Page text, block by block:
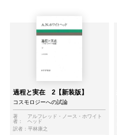
過程と実在 2【新装版】
コスモロジーへの試論
著
者：
アルフレッド・ノース・ホワイト
ヘッド
訳者： 平林康之